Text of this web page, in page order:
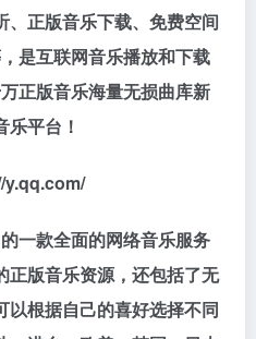
、正版音乐下载、免费空间
是互联网音乐播放和下载
正版音乐海量无损曲库新
平台！
y.qq.com/
一款全面的网络音乐服务
正版音乐资源，还包括了无
以根据自己的喜好选择不同